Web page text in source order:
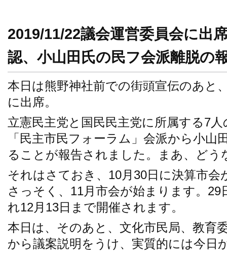
2019/11/22議会運営委員会に出
認、小山田氏の民フ会派離脱の
本日は熊野神社前での街頭宣伝のあと
に出席。
立憲民主党と国民民主党に所属する7
「民主市民フォーラム」会派から小山
ることが報告されました。まあ、どう
それはさておき、10月30日に決算市
さっそく、11月市会が始まります。
れ12月13日まで開催されます。
本日は、そのあと、文化市民局、教育
から議案説明をうけ、実質的には今日